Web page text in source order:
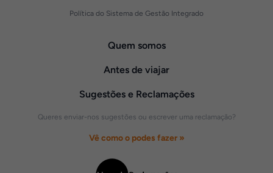
Política do Sistema de Gestão Integrado
Quem somos
Antes de viajar
Sugestões e Reclamações
Queres enviar-nos sugestões ou escrever uma reclamação?
Vê como o podes fazer »